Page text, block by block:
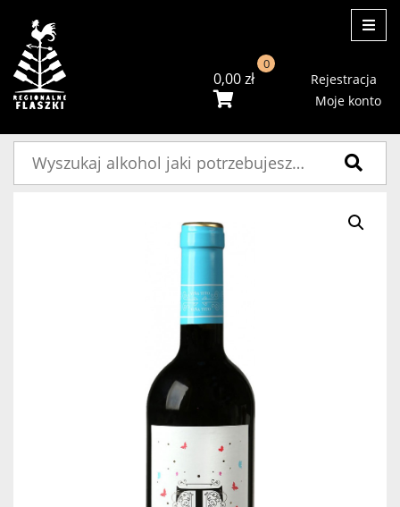
0,00zł
0
Rejestracja
Moje konto